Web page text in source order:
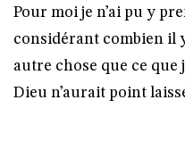
Pour moi je n’ai pu y
considérant combien il
autre chose que ce que
Dieu n’aurait point